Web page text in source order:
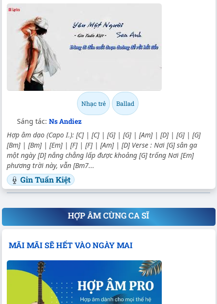
Nhạc trẻ Ballad
Sáng tác: Ns Andiez
Hợp âm dạo (Capo I.): [C] | [C] | [G] | [G] | [Am] | [D] | [G] | [G]
[Bm] | [Bm] | [Em] | [F] | [F] | [Am] | [D] Verse : Nơi [G] sân ga
một ngày [D] nắng chẳng lấp được khoảng [G] trống Nơi [Em]
phương trời này, vẫn [Bm7...
Gin Tuấn Kiệt
HỢP ÂM CÙNG CA SĨ
MÃI MÃI SẼ HẾT VÀO NGÀY MAI